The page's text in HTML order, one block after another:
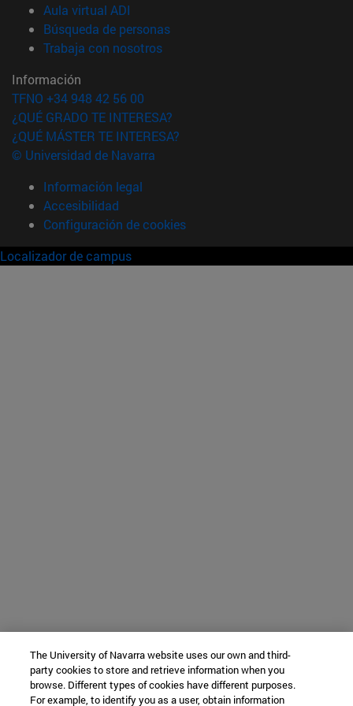
Aula virtual ADI
Búsqueda de personas(abre en nueva ventana)
Trabaja con nosotros(abre en nueva ventana)
Información
TFNO +34 948 42 56 00
¿QUÉ GRADO TE INTERESA?
¿QUÉ MÁSTER TE INTERESA?
© Universidad de Navarra
Información legal
Accesibilidad
Configuración de cookies
Localizador de campus
The University of Navarra website uses our own and third-
party cookies to store and retrieve information when you
browse. Different types of cookies have different purposes.
For example, to identify you as a user, obtain information